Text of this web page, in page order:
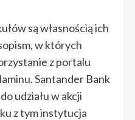
są własnością ich
w których
z portalu
Santander Bank
udziału w akcji
z tym instytucja